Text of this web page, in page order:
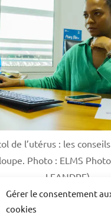
Gérer le consentement
cookies
de l’utérus : les
Photo : ELMS
LEANDRE)
Blog